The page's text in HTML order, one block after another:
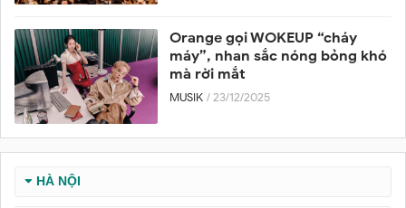
Orange gọi WOKEUP “cháy
máy”, nhan sắc nóng bỏng khó
mà rời mắt
MUSIK / 23/12/2025
HÀ NỘI